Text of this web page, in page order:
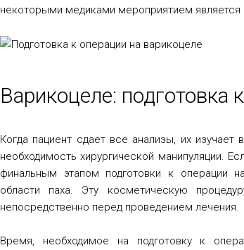
некоторыми медиками мероприятием
Варикоцеле: подготовка
Когда пациент сдает все анализы, их изучает
необходимость хирургической манипуляции.
финальным этапом подготовки к операции
области паха. Эту косметическую
непосредственно перед проведением лечения.
Время, необходимое на подготовку к